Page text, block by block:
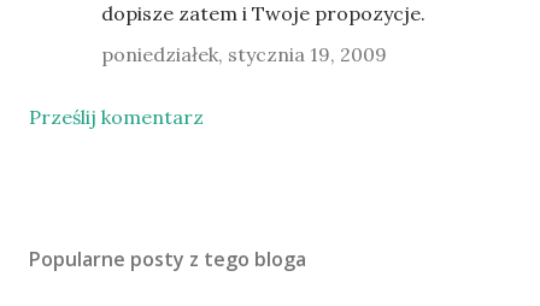
dopisze zatem i Twoje propozycje.
poniedziałek, stycznia 19, 2009
Prześlij komentarz
Popularne posty z tego bloga